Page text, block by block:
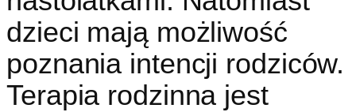
dzieci mają możliwość
poznania intencji rodziców.
Terapia rodzinna jest